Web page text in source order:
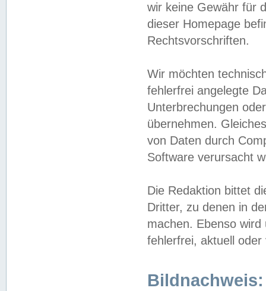
wir keine Gewähr für
dieser Homepage
Rechtsvorschriften.
Wir möchten
fehlerfrei angelegte
Unterbrechungen
übernehmen.
von Daten durch
Software verursacht
Die Redaktion bittet
Dritter, zu denen in
machen. Ebenso
fehlerfrei, aktuell oder
Bildnachweis: